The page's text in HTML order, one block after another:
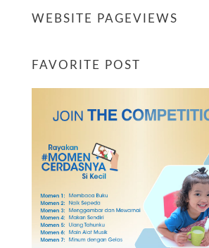
WEBSITE PAGEVIEWS
FAVORITE POST